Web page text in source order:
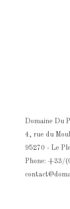
Domaine Du
4, rue du
95270 - Le
Phone: +33/